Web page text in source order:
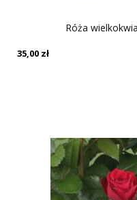
Róża
35,00 zł